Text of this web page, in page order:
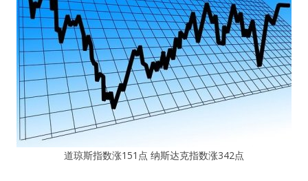
道琼斯指数涨151点 纳斯达克指数涨342点